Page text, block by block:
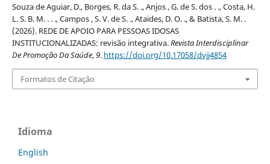
Souza de Aguiar, D., Borges, R. da S. ., Anjos , G. de S. dos . ., Costa, H.
L. S. B. M. . . ., Campos , S. V. de S. ., Ataides, D. O. ., & Batista, S. M. .
(2026). REDE DE APOIO PARA PESSOAS IDOSAS
INSTITUCIONALIZADAS: revisão integrativa.Revista Interdisciplinar
De Promoção Da Saúde,9. https://doi.org/10.17058/dvjj4854
Formatos de Citação
Idioma
English